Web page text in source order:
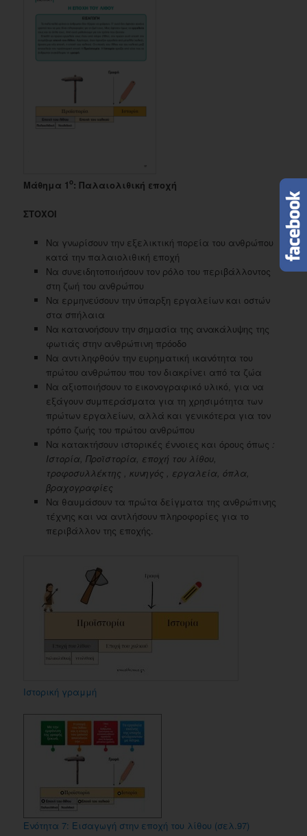
Μάθημα 1ο: Παλαιολιθική εποχή
ΣΤΟΧΟΙ
Να γνωρίσουν την εξελικτική πορεία του ανθρώπου
κατά την παλαιολιθική εποχή
Να συνειδητοποιήσουν τον ρόλο του περιβάλλοντος
στη ζωή του ανθρώπου
Να ερμηνεύσουν την ύπαρξη εργαλείων και οστών
στα σπήλαια
Να κατανοήσουν την σημασία της ανακάλυψης της
φωτιάς στην ανθρώπινη πρόοδο
Να αντιληφθούν την ευρηματική ικανότητα του
πρώτου ανθρώπου που τον διακρίνει από τα ζώα
Να αξιοποιήσουν το εικονογραφικό υλικό, για να
εξάγουν συμπεράσματα για τη χρησιμότητα των
πρώτων εργαλείων, αλλά και γενικότερα για τον
τρόπο ζωής του πρώτου ανθρώπου
Να κατακτήσουν ιστορικές έννοιες και όρους όπως :
Ιστορία, Προϊστορία, εποχή του λίθου,
τροφοσυλλέκτης , κυνηγός , εργαλεία, όπλα,
βραχογραφίες
Να θαυμάσουν τα πρώτα δείγματα της ανθρώπινης
τέχνης και να αντλήσουν πληροφορίες για το
περιβάλλον της εποχής.
Ιστορική γραμμή
Ενότητα 7: Εισαγωγή στην εποχή του λίθου (σελ.97)